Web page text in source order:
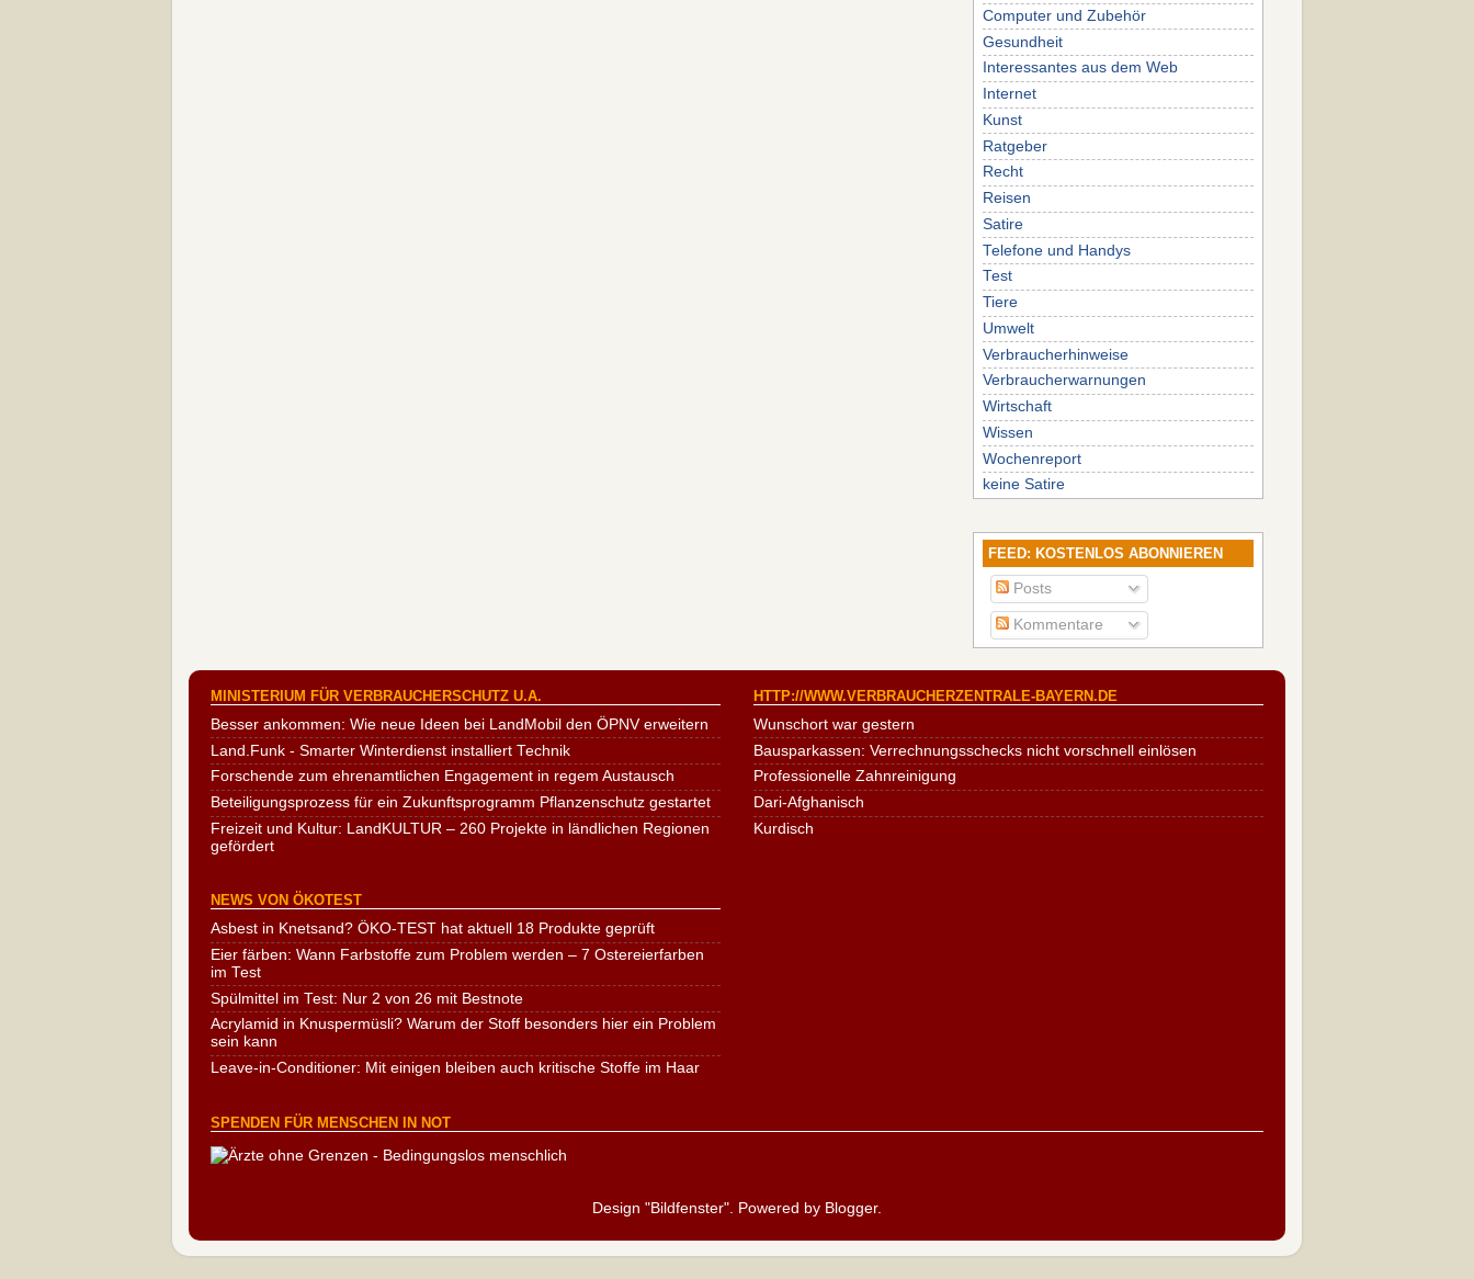
Computer und Zubehör
Gesundheit
Interessantes aus dem Web
Internet
Kunst
Ratgeber
Recht
Reisen
Satire
Telefone und Handys
Test
Tiere
Umwelt
Verbraucherhinweise
Verbraucherwarnungen
Wirtschaft
Wissen
Wochenreport
keine Satire
FEED: KOSTENLOS ABONNIEREN
Posts
Kommentare
MINISTERIUM FÜR VERBRAUCHERSCHUTZ U.A.
Besser ankommen: Wie neue Ideen bei LandMobil den ÖPNV erweitern
Land.Funk - Smarter Winterdienst installiert Technik
Forschende zum ehrenamtlichen Engagement in regem Austausch
Beteiligungsprozess für ein Zukunftsprogramm Pflanzenschutz gestartet
Freizeit und Kultur: LandKULTUR – 260 Projekte in ländlichen Regionen
gefördert
NEWS VON ÖKOTEST
Asbest in Knetsand? ÖKO-TEST hat aktuell 18 Produkte geprüft
Eier färben: Wann Farbstoffe zum Problem werden – 7 Ostereierfarben
im Test
Spülmittel im Test: Nur 2 von 26 mit Bestnote
Acrylamid in Knuspermüsli? Warum der Stoff besonders hier ein Problem
sein kann
Leave-in-Conditioner: Mit einigen bleiben auch kritische Stoffe im Haar
HTTP://WWW.VERBRAUCHERZENTRALE-BAYERN.DE
Wunschort war gestern
Bausparkassen: Verrechnungsschecks nicht vorschnell einlösen
Professionelle Zahnreinigung
Dari-Afghanisch
Kurdisch
SPENDEN FÜR MENSCHEN IN NOT
Design "Bildfenster". Powered by Blogger.